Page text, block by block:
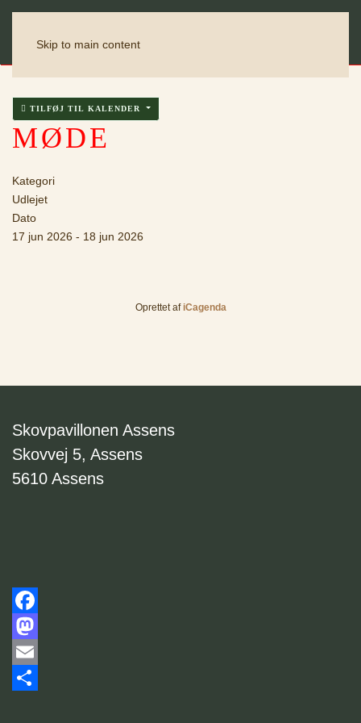
Skip to main content
TILFØJ TIL KALENDER
MØDE
Kategori
Udlejet
Dato
17 jun 2026 - 18 jun 2026
Oprettet af iCagenda
Skovpavillonen Assens
Skovvej 5, Assens
5610 Assens
Facebook
Mastodon
Email